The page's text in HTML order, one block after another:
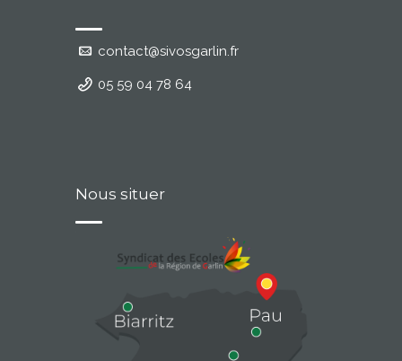
contact@sivosgarlin.fr
05 59 04 78 64
Nous situer